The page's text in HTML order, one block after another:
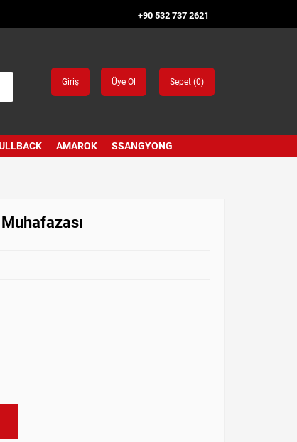
+90 532 737 2621
Giriş Üye Ol Sepet (0)
AMAROK SSANGYONG